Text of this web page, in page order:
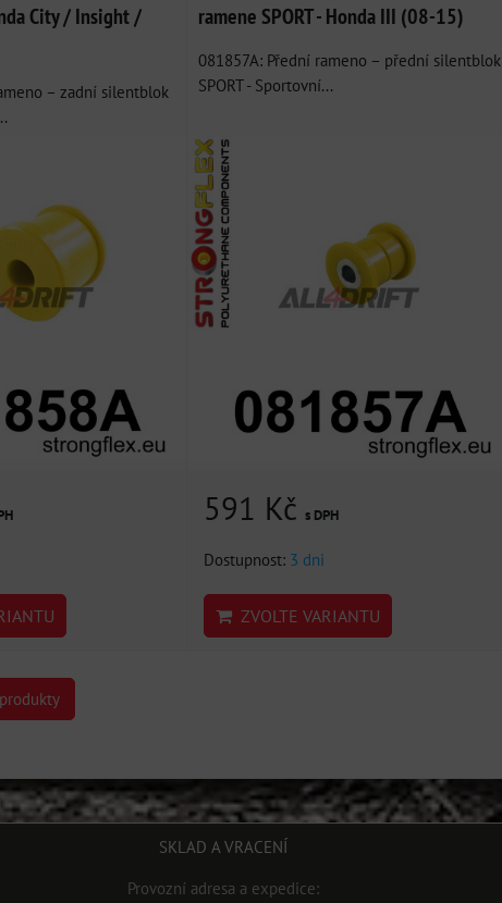
City / Insight /
– zadní silentblok
ramene SPORT - Honda III (08-15)
081857A: Přední rameno – přední silentblok
SPORT - Sportovní...
591 Kč s DPH
Dostupnost: 3 dni
ZVOLTE VARIANTU
SKLAD A VRACENÍ
Provozní adresa a expedice: